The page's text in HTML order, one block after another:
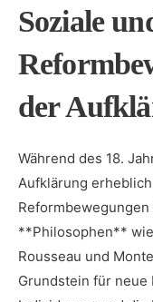
Soziale
der
Während des⁣ 18.
Aufklärung
**Philosophen**
Rousseau und‌
Grundstein für neue